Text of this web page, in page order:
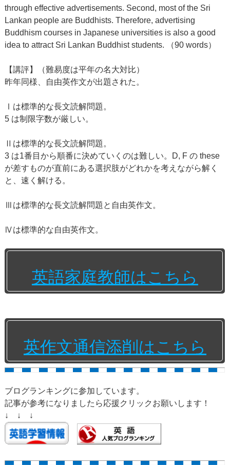
through effective advertisements. Second, most of the Sri
Lankan people are Buddhists. Therefore, advertising
Buddhism courses in Japanese universities is also a good
idea to attract Sri Lankan Buddhist students. （90 words）
【講評】（難易度は平年の名大対比）
昨年同様、自由英作文が出題された。
Ⅰは標準的な長文読解問題。
5 は制限字数が厳しい。
Ⅱは標準的な長文読解問題。
3 は1番目から順番に決めていくのは難しい。D, F の these
が差すものが直前にある選択肢がどれかを考えながら解く
と、速く解ける。
Ⅲは標準的な長文読解問題と自由英作文。
Ⅳは標準的な自由英作文。
英語家庭教師はこちら
英作文通信添削はこちら
ブログランキングに参加しています。
記事が参考になりましたら応援クリックお願いします！
↓ ↓ ↓